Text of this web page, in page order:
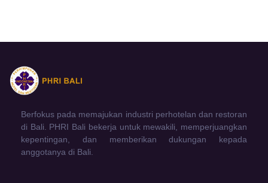
Berfokus pada memajukan industri perhotelan dan restoran
di Bali. PHRI Bali bekerja untuk mewakili, memperjuangkan
kepentingan, dan memberikan dukungan kepada
anggotanya di Bali.